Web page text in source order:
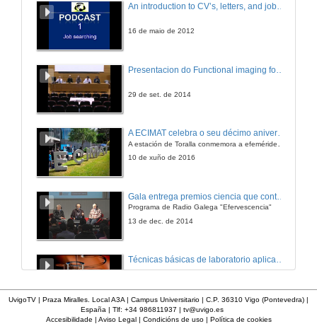
An introduction to CV’s, letters, and job searching
16 de maio de 2012
29 de set. de 2014
A ECIMAT celebra o seu décimo aniversario
10 de xuño de 2016
Programa de Radio Galega "Efervescencia"
13 de dec. de 2014
Técnicas básicas de laboratorio aplicadas á bioloxía
Benvida e presentación da xornada
UvigoTV | Praza Miralles. Local A3A | Campus Universitario | C.P. 36310 Vigo (Pontevedra) |
España | Tlf: +34 986811937 | tv@uvigo.es
Accesibilidade | Aviso Legal| Condicións de uso| Política de cookies